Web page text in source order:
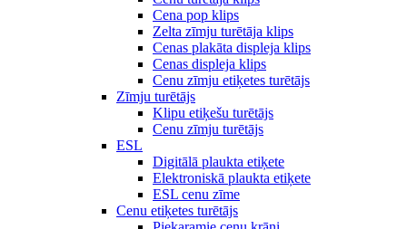
Cena pop klips
Zelta zīmju turētāja klips
Cenas plakāta displeja klips
Cenas displeja klips
Cenu zīmju etiķetes turētājs
Zīmju turētājs
Klipu etiķešu turētājs
Cenu zīmju turētājs
ESL
Digitālā plaukta etiķete
Elektroniskā plaukta etiķete
ESL cenu zīme
Cenu etiķetes turētājs